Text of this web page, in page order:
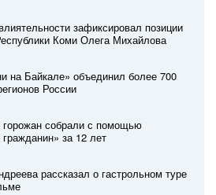
зафиксировал позиции
Коми Олега Михайлова
на Байкале» объединил более 700
России
собрали с помощью
за 12 лет
рассказал о гастрольном туре